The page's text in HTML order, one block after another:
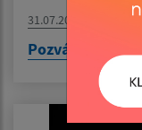
31.07.2026
Pozvánka na